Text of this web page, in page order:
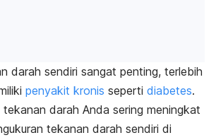
darah sendiri sangat penting, terlebih
penyakit kronis seperti diabetes.
tekanan darah Anda sering meningkat
tekanan darah sendiri di